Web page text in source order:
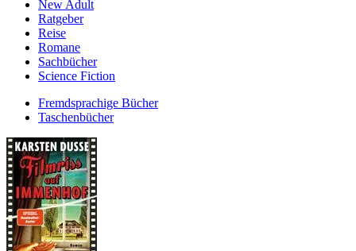
New Adult
Ratgeber
Reise
Romane
Sachbücher
Science Fiction
Fremdsprachige Bücher
Taschenbücher